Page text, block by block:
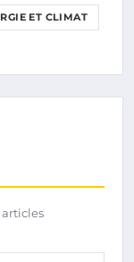
ET CLIMAT
articles